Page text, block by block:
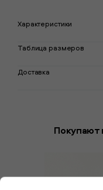
Характеристики
Таблица размеров
Доставка
Покупают